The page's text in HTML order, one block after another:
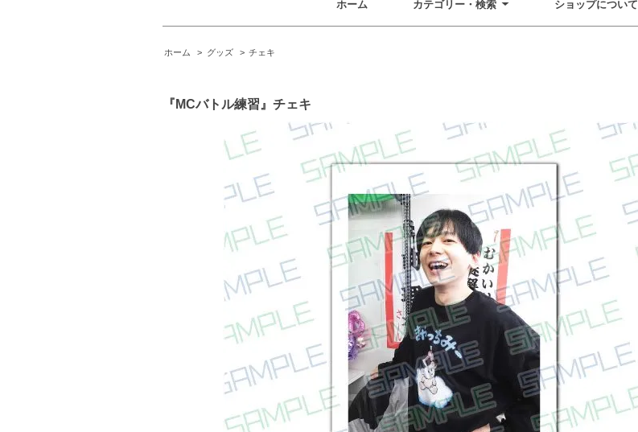
ホーム カテゴリー・検索 ショップについて
ホーム > グッズ > チェキ
『MCバトル練習』チェキ